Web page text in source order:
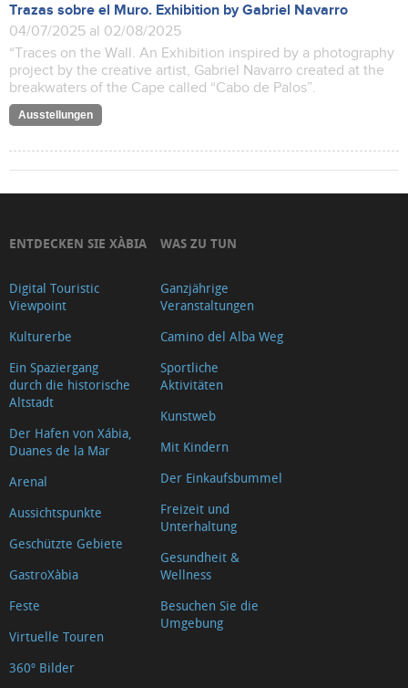
Trazas sobre el Muro. Exhibition by Gabriel Navarro
04/07/2025 al 02/08/2025
“Traces on the Wall. An Exhibition inspired by a photography
project by the creative artist, Gabriel Navarro created at the
breakwaters of the Cape called “Cabo de Palos”.
Ausstellungen
ENTDECKEN SIE XÀBIA
Digital Touristic
Viewpoint
Kulturerbe
Ein Spaziergang
durch die historische
Altstadt
Der Hafen von Xábia,
Duanes de la Mar
Arenal
Aussichtspunkte
Geschützte Gebiete
GastroXàbia
Feste
Virtuelle Touren
360º Bilder
WAS ZU TUN
Ganzjährige
Veranstaltungen
Camino del Alba Weg
Sportliche
Aktivitäten
Kunstweb
Mit Kindern
Der Einkaufsbummel
Freizeit und
Unterhaltung
Gesundheit &
Wellness
Besuchen Sie die
Umgebung